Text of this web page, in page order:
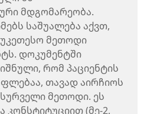
მდგომარეობა.
საშუალება აქვთ,
მეთოდი
დოკუმენტში
რომ პაციენტის
თავად აირჩიოს
მეთოდი. ეს
(მე-2,